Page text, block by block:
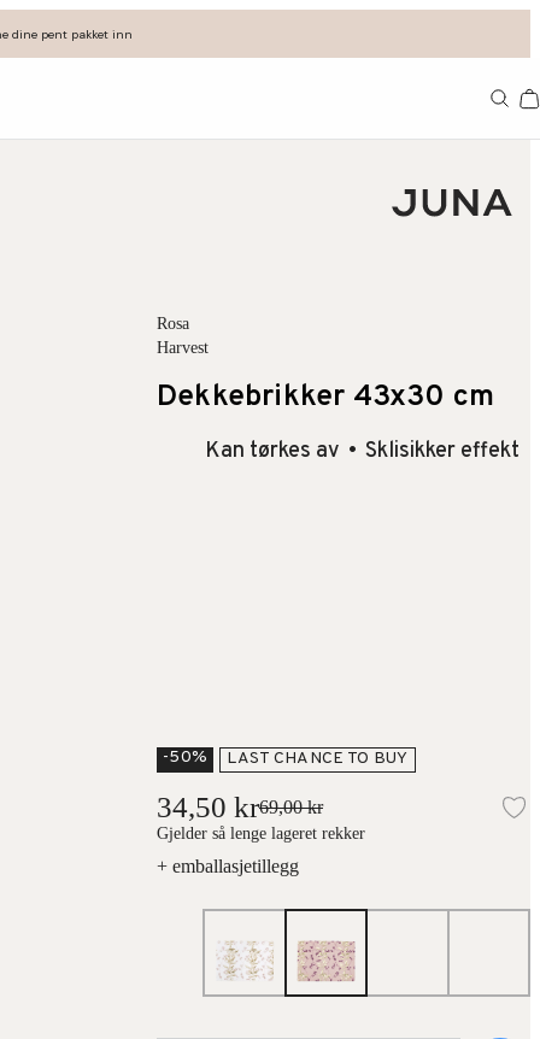
dine pent pakket inn
Rosa
Harvest
Dekkebrikker 43x30 cm
Kan tørkes av Sklisikker effekt
-50% LAST CHANCE TO BUY
34,50 kr69,00 kr
Gjelder så lenge lageret rekker
+ emballasjetillegg